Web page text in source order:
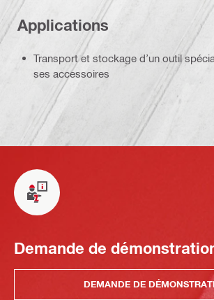
Applications
Transport et stockage d’un outil
ses accessoires
Demande de
DEMANDE DE